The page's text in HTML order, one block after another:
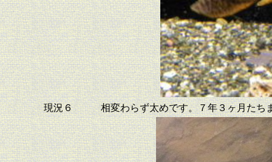
現況６ 相変わらず太めです。７年３ヶ月たち